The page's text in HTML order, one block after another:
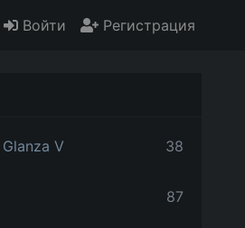
Войти Регистрация
V
38
87